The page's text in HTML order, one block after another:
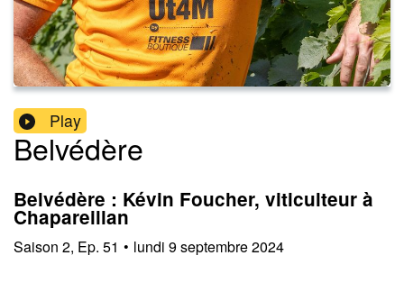
Play
Belvédère
Belvédère : Kévin Foucher, viticulteur à
Chapareillan
Saison 2, Ep. 51 • lundi 9 septembre 2024